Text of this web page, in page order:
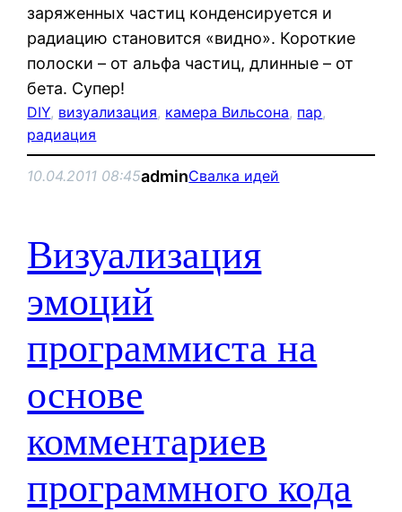
заряженных частиц конденсируется и
радиацию становится «видно». Короткие
полоски – от альфа частиц, длинные – от
бета. Супер!
DIY, визуализация, камера Вильсона, пар
радиация
10.04.2011 08:45adminСвалка идей
Визуализация
эмоций
программиста на
основе
комментариев
программного кода